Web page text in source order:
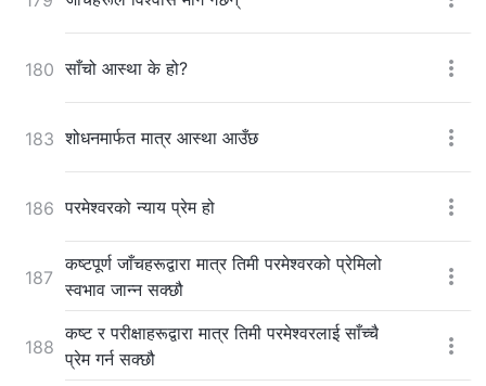
180 साँचो आस्था के हो?
183 शोधनमार्फत मात्र आस्था आउँछ
186 परमेश्‍वरको न्याय प्रेम हो
187
कष्टपूर्ण जाँचहरूद्वारा मात्र तिमी परमेश्‍वरको प्रेमिलो
स्वभाव जान्न सक्छौ
188
कष्ट र परीक्षाहरूद्वारा मात्र तिमी परमेश्‍वरलाई साँच्चै
प्रेम गर्न सक्छौ